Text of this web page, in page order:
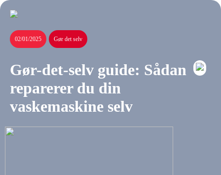
02/01/2025 Gør det selv
Gør-det-selv guide: Sådan
reparerer du din
vaskemaskine selv